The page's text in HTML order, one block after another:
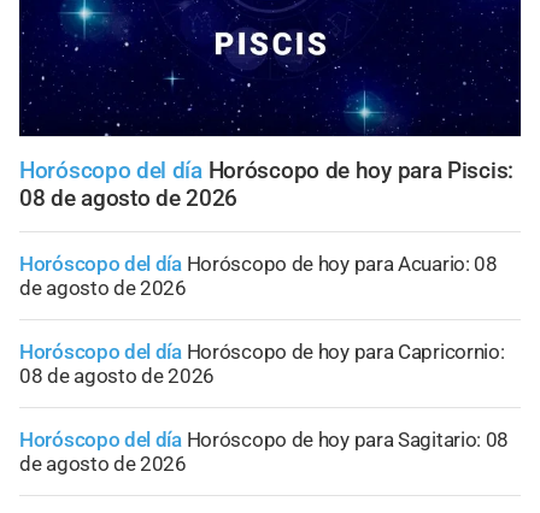
Horóscopo del día Horóscopo de hoy para Piscis:
08 de agosto de 2026
Horóscopo del día Horóscopo de hoy para Acuario: 08
de agosto de 2026
Horóscopo del día Horóscopo de hoy para Capricornio:
08 de agosto de 2026
Horóscopo del día Horóscopo de hoy para Sagitario: 08
de agosto de 2026